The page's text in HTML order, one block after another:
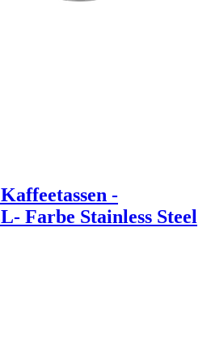
-
Farbe Stainless Steel